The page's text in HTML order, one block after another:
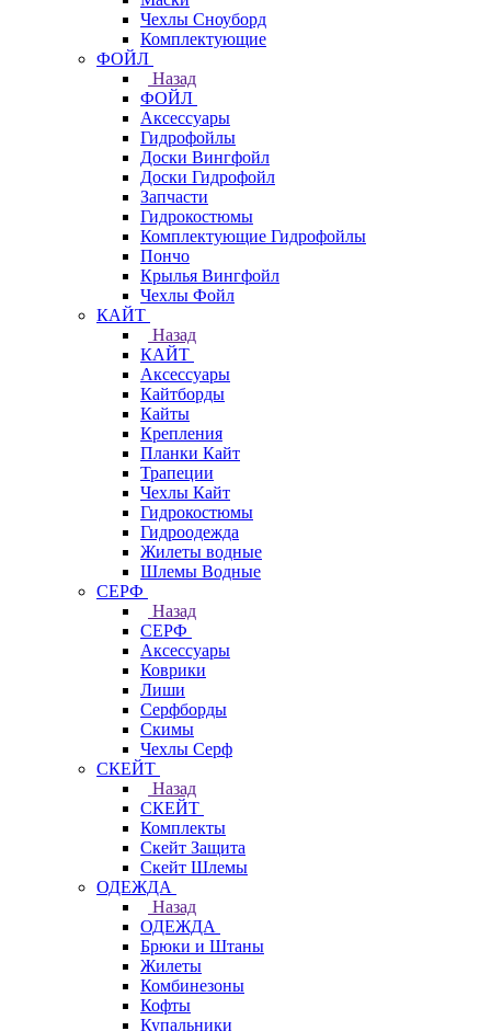
Чехлы Сноуборд
Комплектующие
ФОЙЛ
Назад
ФОЙЛ
Аксессуары
Гидрофойлы
Доски Вингфойл
Доски Гидрофойл
Запчасти
Гидрокостюмы
Комплектующие Гидрофойлы
Пончо
Крылья Вингфойл
Чехлы Фойл
КАЙТ
Назад
КАЙТ
Аксессуары
Кайтборды
Кайты
Крепления
Планки Кайт
Трапеции
Чехлы Кайт
Гидрокостюмы
Гидроодежда
Жилеты водные
Шлемы Водные
СЕРФ
Назад
СЕРФ
Аксессуары
Коврики
Лиши
Серфборды
Скимы
Чехлы Cерф
СКЕЙТ
Назад
СКЕЙТ
Комплекты
Скейт Защита
Скейт Шлемы
ОДЕЖДА
Назад
ОДЕЖДА
Брюки и Штаны
Жилеты
Комбинезоны
Кофты
Купальники